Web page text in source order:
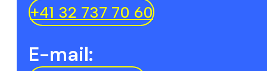
+41 32 737 70 60
E-mail: